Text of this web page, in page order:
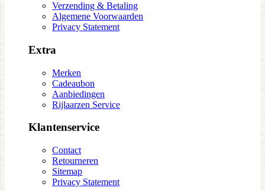
Verzending & Betaling
Algemene Voorwaarden
Privacy Statement
Extra
Merken
Cadeaubon
Aanbiedingen
Rijlaarzen Service
Klantenservice
Contact
Retourneren
Sitemap
Privacy Statement